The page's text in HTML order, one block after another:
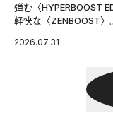
弾む〈HYPERBOOST
軽快な〈ZENBOOST〉
出した新機軸。
2026.07.31